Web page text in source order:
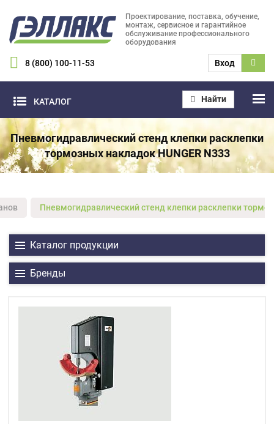
Проектирование, поставка, обучение,
монтаж, сервисное и гарантийное
обслуживание профессионального
оборудования
8 (800) 100-11-53 Вход
КАТАЛОГ Найти
Пневмогидравлический стенд клепки расклепки
тормозных накладок HUNGER N333
Пневмогидравлический стенд клепки расклепки
Каталог продукции
Бренды